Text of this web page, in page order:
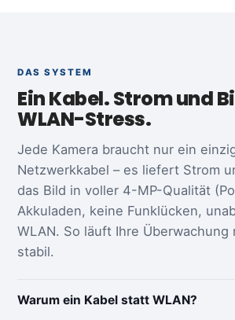
DAS SYSTEM
Ein Kabel. Strom und
WLAN-Stress.
Jede Kamera braucht nur ein
Netzwerkkabel – es liefert Strom
das Bild in voller 4-MP-Qualität
Akkuladen, keine Funklücken,
WLAN. So läuft Ihre Überwachung
stabil.
Warum ein Kabel statt WLAN?